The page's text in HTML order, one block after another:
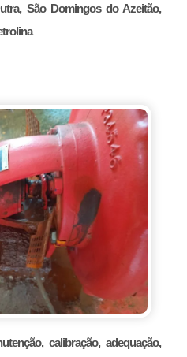
São Domingos do Azeitão,
calibração, adequação,